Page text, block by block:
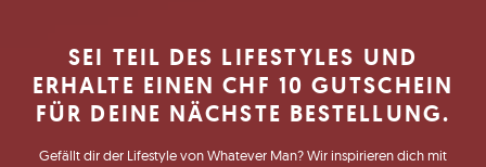
SEI TEIL DES LIFESTYLES UND
ERHALTE EINEN CHF 10 GUTSCHEIN
FÜR DEINE NÄCHSTE BESTELLUNG.
Gefällt dir der Lifestyle von Whatever Man? Wir inspirieren dich mit